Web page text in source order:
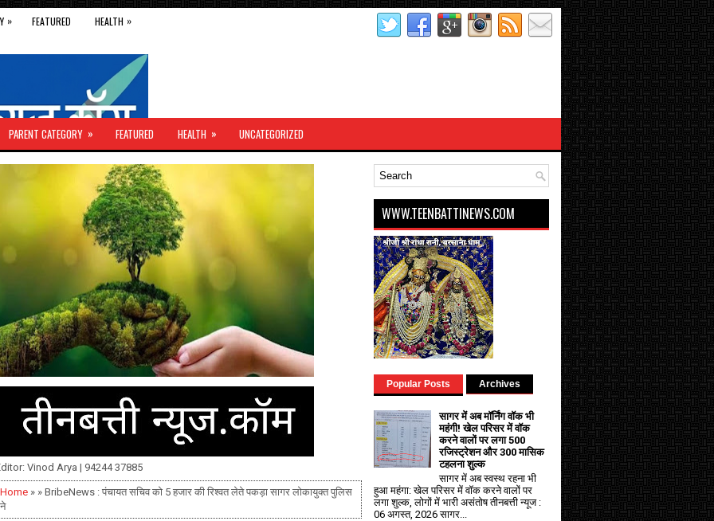
» FEATURED HEALTH »
PARENT CATEGORY » FEATURED HEALTH » UNCATEGORIZED
Vinod Arya | 94244 37885
Home » » BribeNews : पंचायत सचिव को 5 हजार की रिश्वत लेते पकड़ा सागर लोकायुक्त पुलिस
ने
WWW.TEENBATTINEWS.COM
Popular Posts Archives
सागर में अब मॉर्निंग वॉक भी
महंगी! खेल परिसर में वॉक
करने वालों पर लगा ₹500
रजिस्ट्रेशन और ₹300 मासिक
टहलना शुल्क
सागर में अब स्वस्थ रहना भी
हुआ महंगा: खेल परिसर में वॉक करने वालों पर
लगा शुल्क, लोगों में भारी असंतोष तीनबत्ती न्यूज :
06 अगस्त, 2026 सागर...